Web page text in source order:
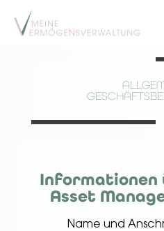
Informationen
Asset
Name und